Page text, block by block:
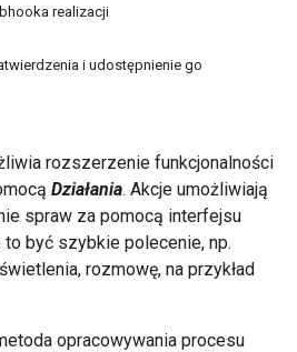
realizacji
i udostępnienie go
rozszerzenie funkcjonalności
Działania. Akcje umożliwiają
spraw za pomocą interfejsu
być szybkie polecenie, np.
rozmowę, na przykład
opracowywania procesu